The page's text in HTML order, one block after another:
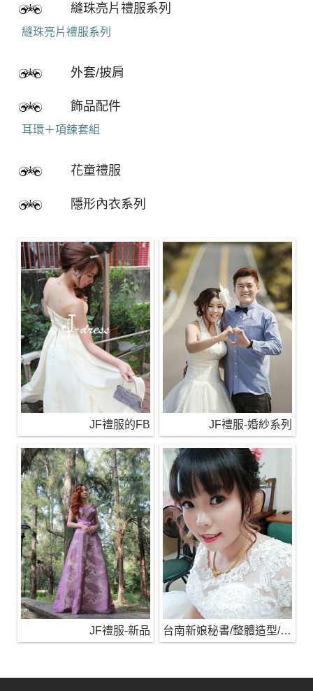
縫珠亮片禮服系列
縫珠亮片禮服系列
外套/披肩
飾品配件
耳環＋項鍊套組
花童禮服
隱形內衣系列
JF禮服的FB JF禮服-婚紗系列
JF禮服-新品 台南新娘秘書/整體造型/蒂芬妮保養 時尚彩妝